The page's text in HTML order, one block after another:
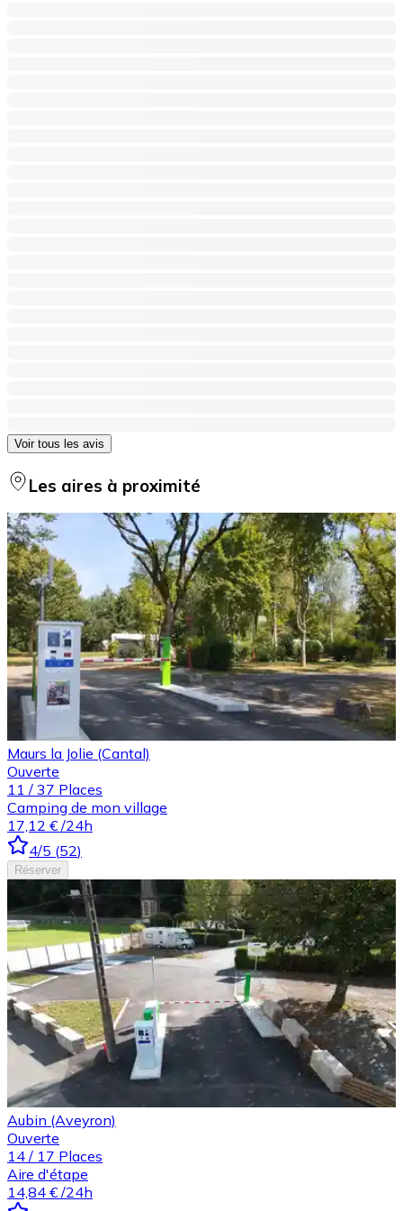
Voir tous les avis
Les aires à proximité
Maurs la Jolie (Cantal)
Ouverte
11 / 37 Places
Camping de mon village
17,12 € /24h
4/5 (52)
Réserver
Aubin (Aveyron)
Ouverte
14 / 17 Places
Aire d'étape
14,84 € /24h